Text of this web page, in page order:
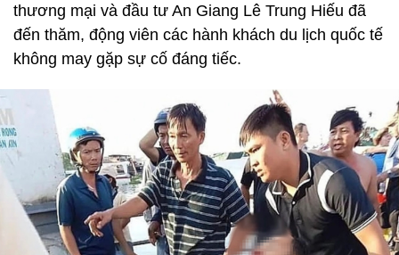
thương mại và đầu tư An Giang Lê Trung Hiếu đã
đến thăm, động viên các hành khách du lịch quốc tế
không may gặp sự cố đáng tiếc.